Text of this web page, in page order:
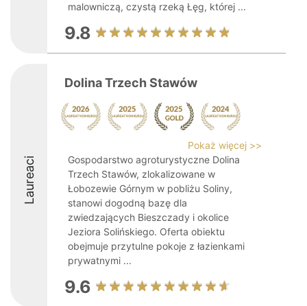
malowniczą, czystą rzeką Łęg, której ...
9.8
Laureaci
Dolina Trzech Stawów
Pokaż więcej >>
Gospodarstwo agroturystyczne Dolina
Trzech Stawów, zlokalizowane w
Łobozewie Górnym w pobliżu Soliny,
stanowi dogodną bazę dla
zwiedzających Bieszczady i okolice
Jeziora Solińskiego. Oferta obiektu
obejmuje przytulne pokoje z łazienkami
prywatnymi ...
9.6